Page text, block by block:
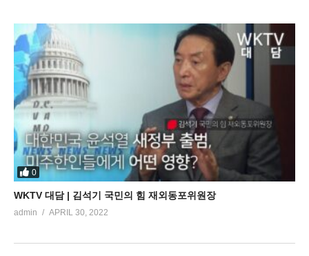
0
WKTV 대담 | 김석기 국민의 힘 재외동포위원장
admin APRIL 30, 2022